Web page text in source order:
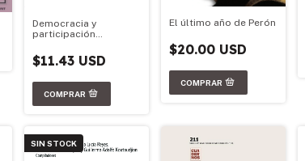
Democracia y
participación
$11.43 USD
El último año de Perón
$20.00 USD
SIN STOCK